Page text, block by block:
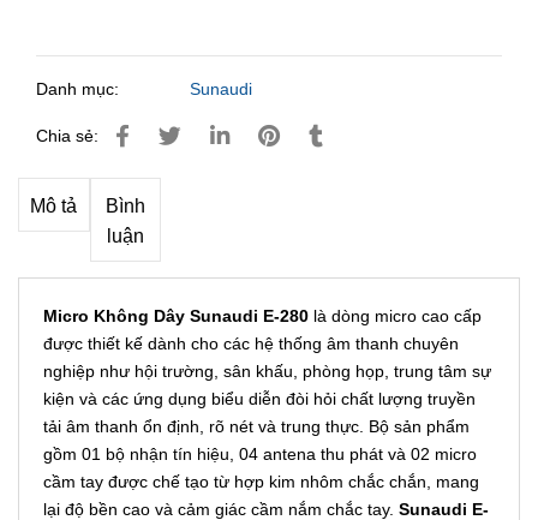
Danh mục: Sunaudi
Chia sẻ:
Mô tả
Bình
luận
Micro Không Dây Sunaudi E-280 là dòng micro cao cấp
được thiết kế dành cho các hệ thống âm thanh chuyên
nghiệp như hội trường, sân khấu, phòng họp, trung tâm sự
kiện và các ứng dụng biểu diễn đòi hỏi chất lượng truyền
tải âm thanh ổn định, rõ nét và trung thực. Bộ sản phẩm
gồm 01 bộ nhận tín hiệu, 04 antena thu phát và 02 micro
cầm tay được chế tạo từ hợp kim nhôm chắc chắn, mang
lại độ bền cao và cảm giác cầm nắm chắc tay. Sunaudi E-